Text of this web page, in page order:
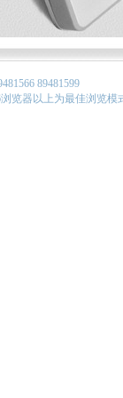
89481599
览器以上为最佳浏览模